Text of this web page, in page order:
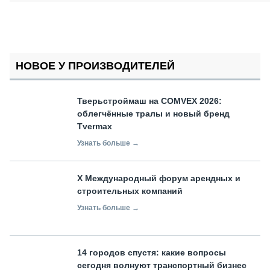
НОВОЕ У ПРОИЗВОДИТЕЛЕЙ
Тверьстроймаш на COMVEX 2026:
облегчённые тралы и новый бренд
Tvermax
Узнать больше →
X Международный форум арендных и
строительных компаний
Узнать больше →
14 городов спустя: какие вопросы
сегодня волнуют транспортный бизнес